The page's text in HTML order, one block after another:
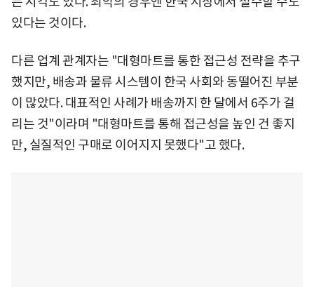
있다는 것이다.
다른 업계 관계자는 "대형마트를 통한 접근성 전략을 추구
했지만, 배송과 물류 시스템이 한국 사회와 동떨어진 부분
이 많았다. 대표적인 사례가 배송까지 한 달에서 6주가 걸
리는 것"이라며 "대형마트를 통해 접근성을 높인 건 좋지
만, 실질적인 구매로 이어지지 못했다"고 했다.